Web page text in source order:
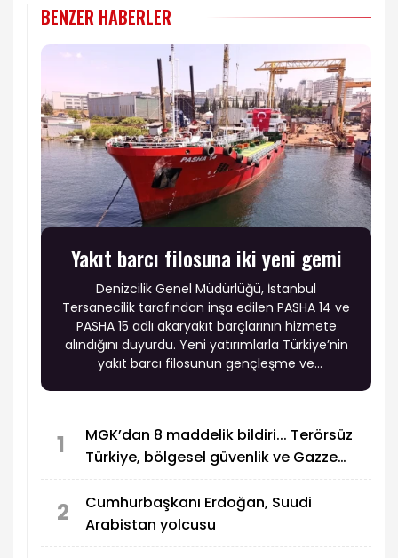
BENZER HABERLER
Yakıt barcı filosuna iki yeni gemi
Denizcilik Genel Müdürlüğü, İstanbul
Tersanecilik tarafından inşa edilen PASHA 14 ve
PASHA 15 adlı akaryakıt barçlarının hizmete
alındığını duyurdu. Yeni yatırımlarla Türkiye’nin
yakıt barcı filosunun gençleşme ve
1
MGK’dan 8 maddelik bildiri... Terörsüz
Türkiye, bölgesel güvenlik ve Gazze
2
Cumhurbaşkanı Erdoğan, Suudi
Arabistan yolcusu